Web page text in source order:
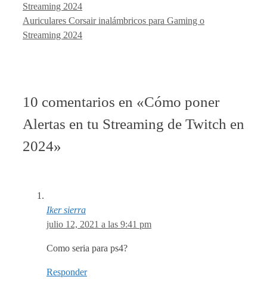
Streaming 2024
Auriculares Corsair inalámbricos para Gaming o
Streaming 2024
10 comentarios en «Cómo poner
Alertas en tu Streaming de Twitch en
2024»
Iker sierra
julio 12, 2021 a las 9:41 pm
Como seria para ps4?
Responder